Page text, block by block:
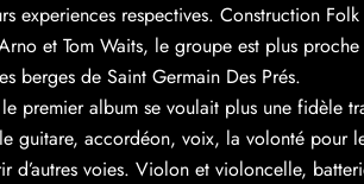
experiences respectives. Construction
et Tom Waits, le groupe est plus
berges de Saint Germain Des Prés.
premier album se voulait plus une fidèle
guitare, accordéon, voix, la volonté pour
d’autres voies. Violon et violoncelle,